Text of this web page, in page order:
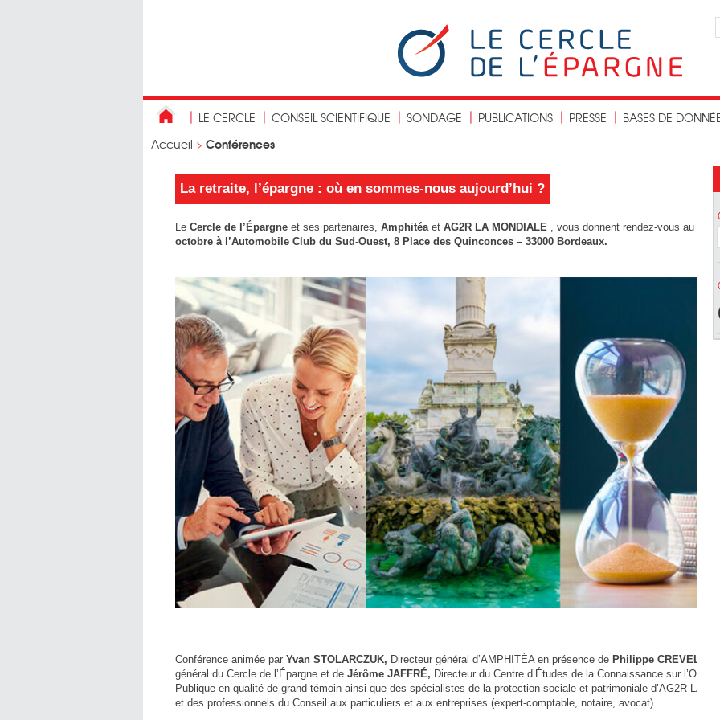
LE CERCLE CONSEIL SCIENTIFIQUE SONDAGE PUBLICATIONS PRESSE BASES DE
Accueil > Conférences
La retraite, l’épargne : où en sommes-nous aujourd’hui ?
Le Cercle de l’Épargne et ses partenaires, Amphitéa et AG2R LA MONDIALE , vous donnent rendez-vous au le
octobre à l’Automobile Club du Sud-Ouest, 8 Place des Quinconces – 33000 Bordeaux.
Conférence animée par Yvan STOLARCZUK, Directeur général d’AMPHITÉA en présence de Philippe CREVEL
général du Cercle de l’Épargne et de Jérôme JAFFRÉ, Directeur du Centre d’Études de la Connaissance sur l’Opinion
Publique en qualité de grand témoin ainsi que des spécialistes de la protection sociale et patrimoniale d’AG2R LA
et des professionnels du Conseil aux particuliers et aux entreprises (expert-comptable, notaire, avocat).